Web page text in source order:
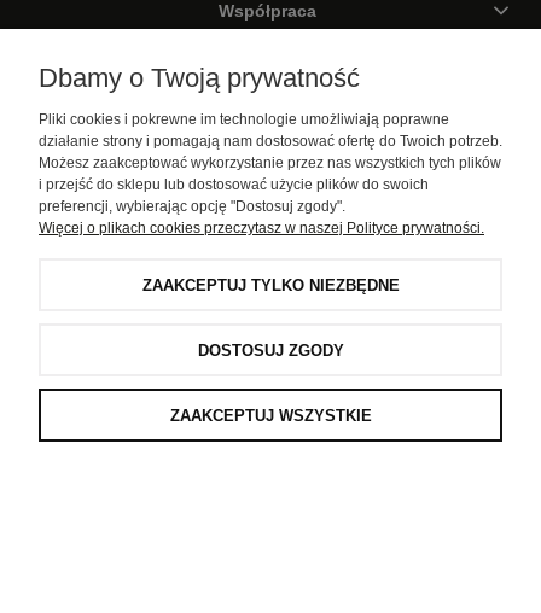
Współpraca
Wirtualny Spacer
Galeria
Pomoc
Dbamy o Twoją prywatność
Pliki cookies i pokrewne im technologie umożliwiają poprawne
działanie strony i pomagają nam dostosować ofertę do Twoich potrzeb.
Możesz zaakceptować wykorzystanie przez nas wszystkich tych plików
i przejść do sklepu lub dostosować użycie plików do swoich
preferencji, wybierając opcję "Dostosuj zgody".
Więcej o plikach cookies przeczytasz w naszej Polityce prywatności.
ZAAKCEPTUJ TYLKO NIEZBĘDNE
DOSTOSUJ ZGODY
ZAAKCEPTUJ WSZYSTKIE